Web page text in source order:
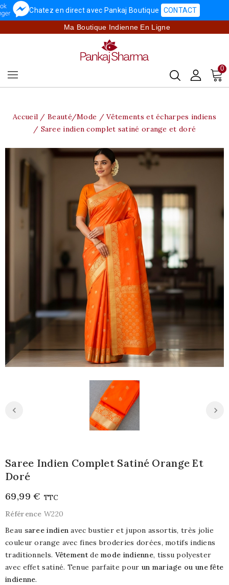
Chatez en direct avec Pankaj Boutique CONTACT
Ma Boutique Indienne En Ligne
0
Accueil Beauté/Mode
Vêtements et écharpes indiens
Saree indien complet satiné orange et doré
Saree Indien Complet Satiné Orange Et
Doré
69,99 € TTC
Référence W220
Beau saree indien avec bustier et jupon assortis, très jolie
couleur orange avec fines broderies dorées, motifs indiens
traditionnels. Vêtementdemode indienne, tissu polyester
avec effet satiné. Tenue parfaite pour un mariage ou une fête
indienne.